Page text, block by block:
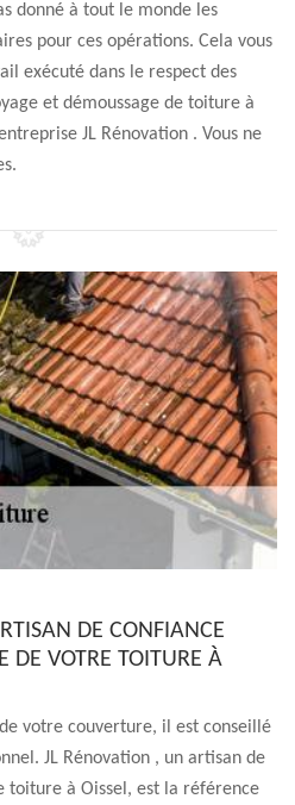
donné à tout le monde les
pour ces opérations. Cela vous
exécuté dans le respect des
et démoussage de toiture à
JL Rénovation . Vous ne
DE CONFIANCE
DE VOTRE TOITURE À
votre couverture, il est conseillé
JL Rénovation , un artisan de
toiture à Oissel, est la référence